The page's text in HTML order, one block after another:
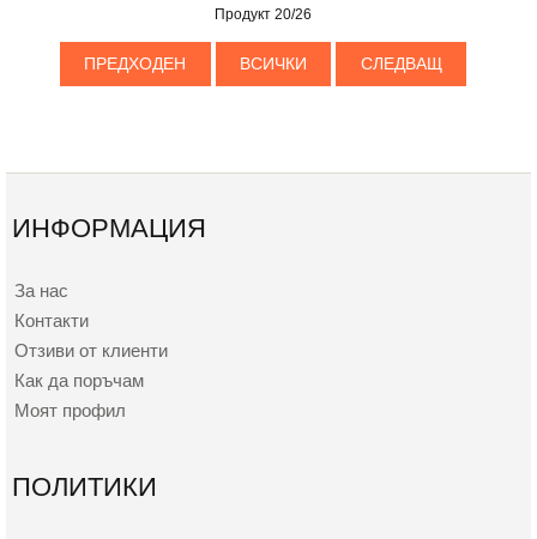
Продукт 20/26
ПРЕДХОДЕН ВСИЧКИ СЛЕДВАЩ
ИНФОРМАЦИЯ
За нас
Контакти
Отзиви от клиенти
Как да поръчам
Моят профил
ПОЛИТИКИ